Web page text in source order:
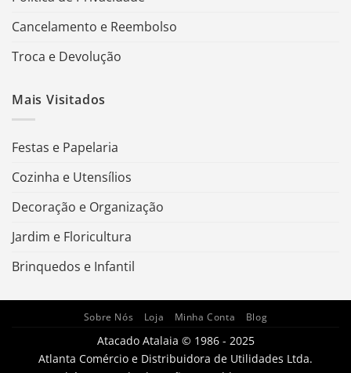
Cancelamento e Reembolso
Troca e Devolução
Mais Visitados
Festas e Papelaria
Cozinha e Utensílios
Decoração e Organização
Jardim e Floricultura
Brinquedos e Infantil
Sobre Nós Loja Minha Conta Blog
Atacado Atalaia © 1986 - 2025
Atlanta Comércio e Distribuidora de Utilidades Ltda.